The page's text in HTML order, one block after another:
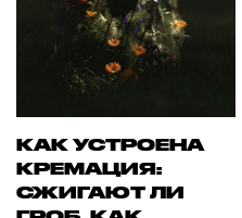
КАК УСТРОЕНА
КРЕМАЦИЯ:
СЖИГАЮТ ЛИ